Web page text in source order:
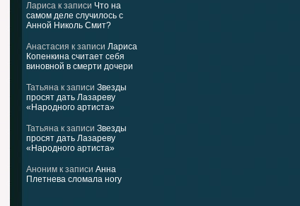
Лариса к записи Что на
самом деле случилось с
Анной Николь Смит?
Анастасия к записи Лариса
Копенкина считает себя
виновной в смерти дочери
Татьяна к записи Звезды
просят дать Лазареву
«Народного артиста»
Татьяна к записи Звезды
просят дать Лазареву
«Народного артиста»
Аноним к записи Анна
Плетнева сломала ногу